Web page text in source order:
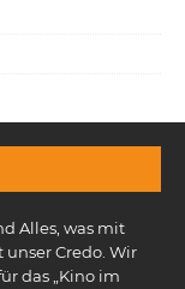
Alles, was mit
unser Credo. Wir
das „Kino im